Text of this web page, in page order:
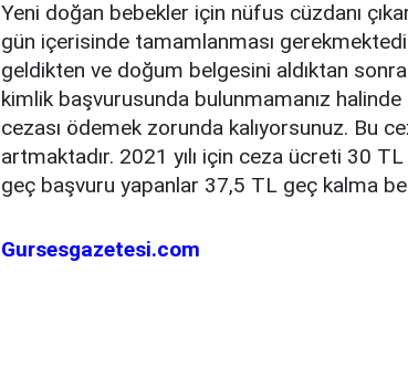
Yeni doğan bebekler için nüfus cüzdanı
gün içerisinde tamamlanması
geldikten ve doğum belgesini aldıktan
kimlik başvurusunda bulunmamanız
cezası ödemek zorunda kalıyorsunuz. Bu
artmaktadır. 2021 yılı için ceza ücreti 30 TL
geç başvuru yapanlar 37,5 TL geç kalma
Gursesgazetesi.com